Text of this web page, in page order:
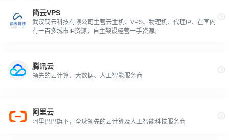
简云VPS
武汉简云科技有限公司主营云主机、VPS、物理机、代理IP、在国内
有一百多城市IP资源，自主架设经营一手资源。
腾讯云
领先的云计算、大数据、人工智能服务商
阿里云
阿里巴巴旗下，全球领先的云计算及人工智能科技服务商